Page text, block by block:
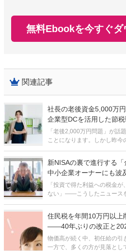
無料Ebookを今すぐダ
関連記事
社長の老後資金5,000万
企業型DCを活用した節
「老後2,000万円問題」が話
ことになります。しかし昨今
ないでしょうか。実際、最近
「5,000万円」という数字
新NISAの裏で進行する「
中小企業オーナーにも波
「投資で得た利益への税金
ない」——こうしたニュース
裏側では「金融所得課税」
くの方は「自分は超富裕層で
住民税を年間10万円以上
――40年ぶりの改正と
物価高が続く中、初任給の引
一方で、多くの方が見落とし